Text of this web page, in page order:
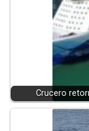
Crucero